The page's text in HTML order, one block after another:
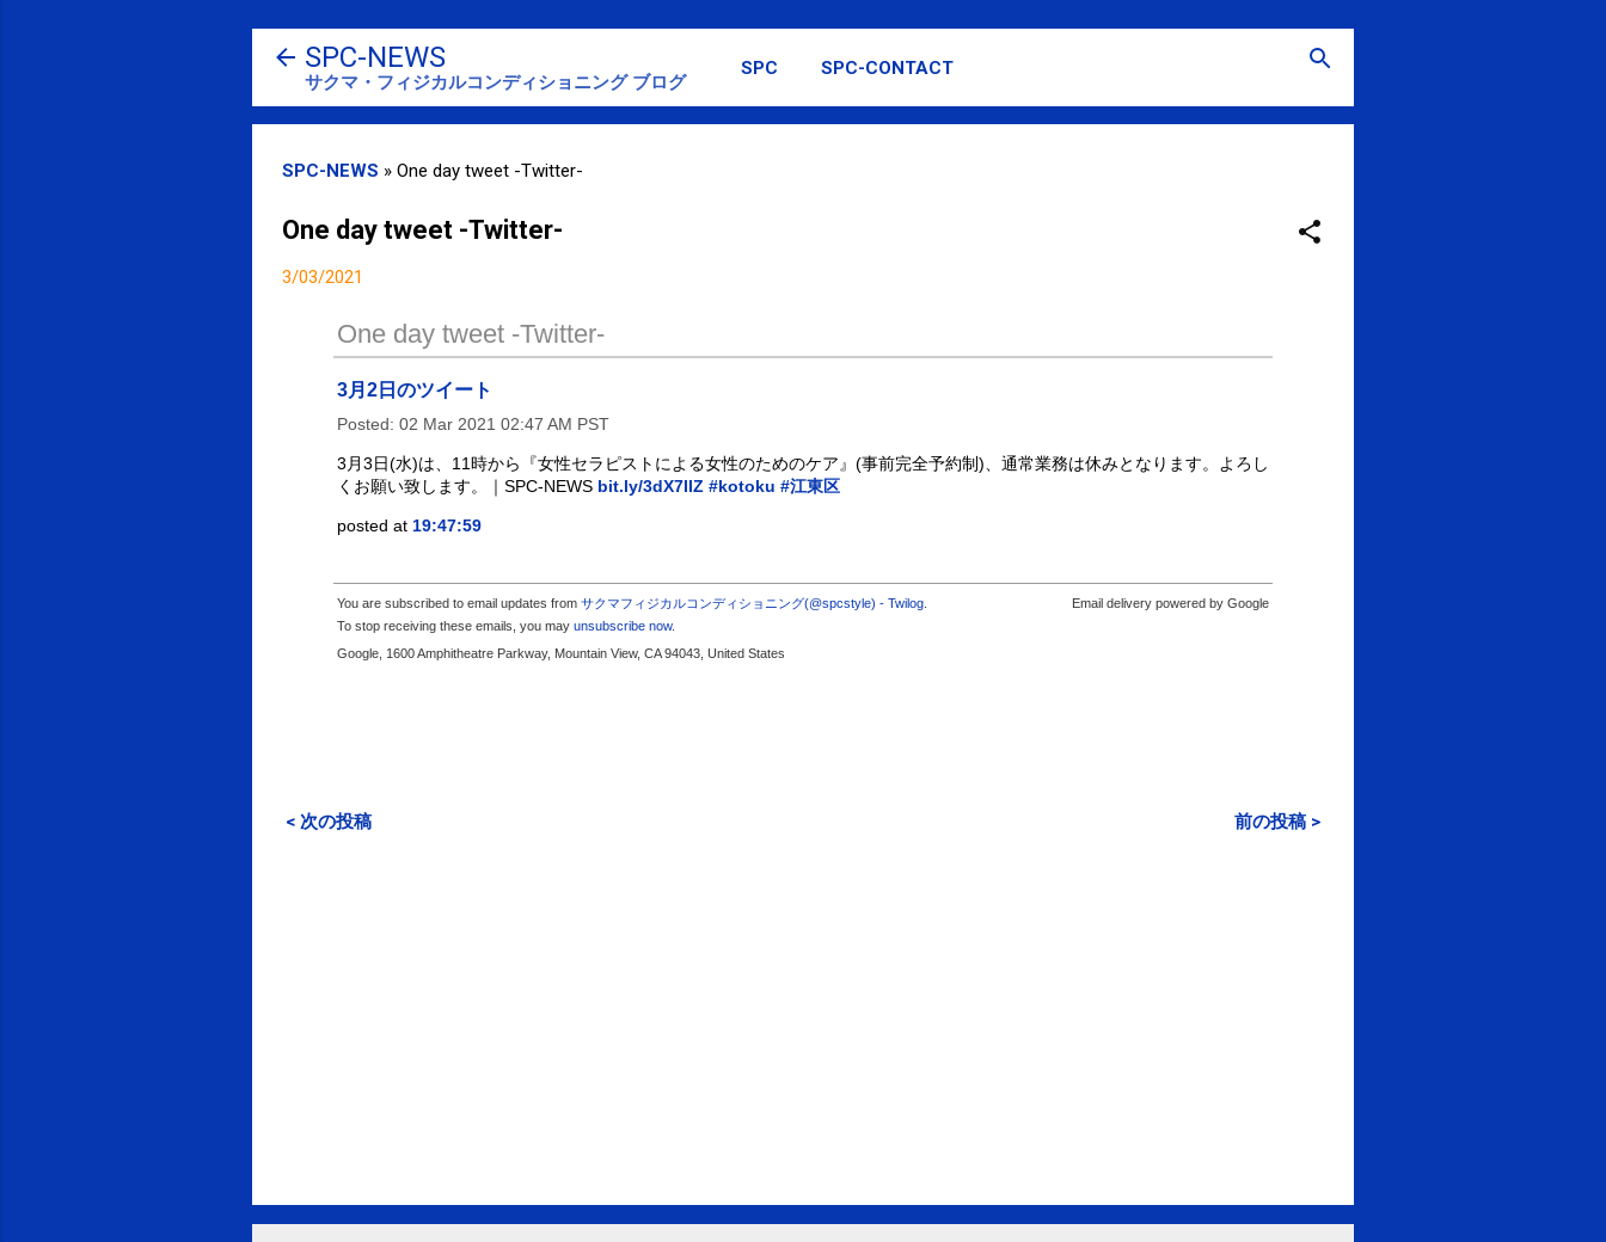
スキップしてメイン コンテンツに移動
SPC-NEWS
サクマ・フィジカルコンディショニング ブログ
SPC SPC-CONTACT
SPC-NEWS » One day tweet -Twitter-
One day tweet -Twitter-
3/03/2021
One day tweet -Twitter-
3月2日のツイート
Posted: 02 Mar 2021 02:47 AM PST
3月3日(水)は、11時から『女性セラピストによる女性のためのケア』(事前完全予約制)、通常業務は休みとなります。よろし
くお願い致します。｜SPC-NEWS bit.ly/3dX7IIZ #kotoku #江東区
posted at 19:47:59
You are subscribed to email updates from サクマフィジカルコンディショニング(@spcstyle) - Twilog
To stop receiving these emails, you may unsubscribe now.
Email delivery powered by Google
Google, 1600 Amphitheatre Parkway, Mountain View, CA 94043, United States
< 次の投稿 前の投稿 >